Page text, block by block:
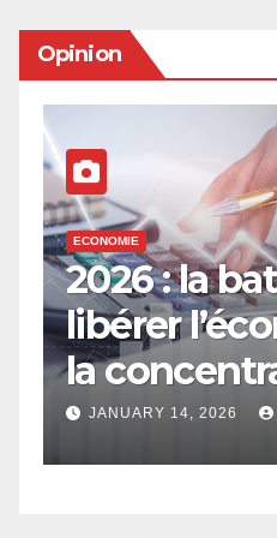
Opinion
ECONOMIE
2026 : la
libérer
la
l’oligarchie
privilèges
JANUARY 14, 2026